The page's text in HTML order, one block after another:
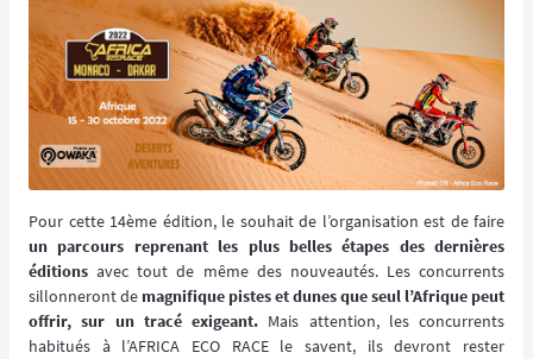
Pour cette 14ème édition, le souhait de l’organisation est de faire
un parcours reprenant les plus belles étapes des dernières
éditions avec tout de même des nouveautés. Les concurrents
sillonneront de magnifique pistes et dunes que seul l’Afrique peut
offrir, sur un tracé exigeant. Mais attention, les concurrents
habitués à l’AFRICA ECO RACE le savent, ils devront rester